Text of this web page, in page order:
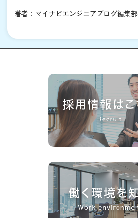
著者：マイナビエンジニアブログ編集部